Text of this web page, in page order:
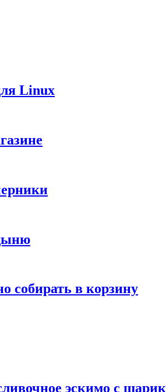
Linux
собирать в корзину
эскимо с